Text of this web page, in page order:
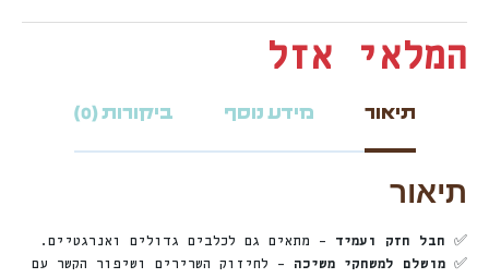
המלאי אזל
תיאור מידע נוסף ביקורות (0)
תיאור
✅ חבל חזק ועמיד – מתאים גם לכלבים גדולים ואנרגטיים.
✅ מושלם למשחקי משיכה – לחיזוק השרירים ושיפור הקשר עם